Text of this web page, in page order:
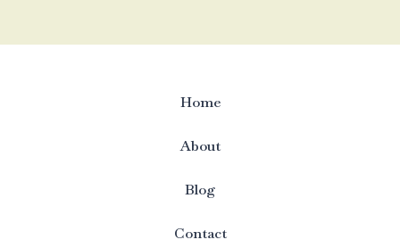
Home
About
Blog
Contact